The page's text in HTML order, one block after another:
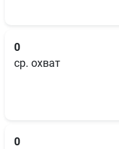
0
ср. охват
0